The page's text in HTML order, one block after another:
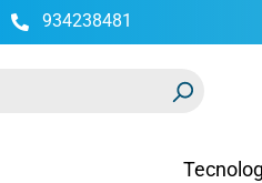
navegación principal
934238481